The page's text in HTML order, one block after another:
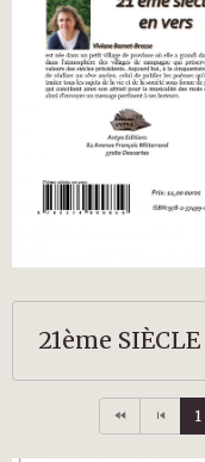
21ème
1